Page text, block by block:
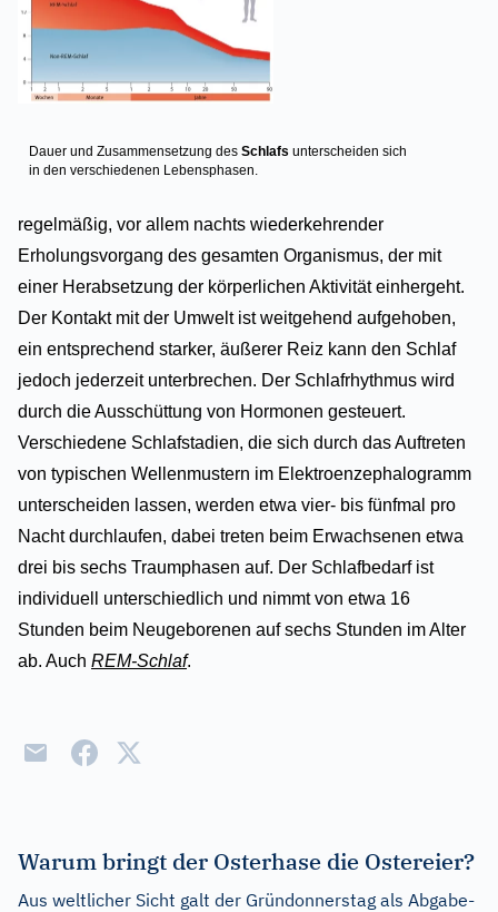
Dauer und Zusammensetzung des Schlafs unterscheiden sich
in den verschiedenen Lebensphasen.
regelmäßig, vor allem nachts wiederkehrender
Erholungsvorgang des gesamten Organismus, der mit
einer Herabsetzung der körperlichen Aktivität einhergeht.
Der Kontakt mit der Umwelt ist weitgehend aufgehoben,
ein entsprechend starker, äußerer Reiz kann den Schlaf
jedoch jederzeit unterbrechen. Der Schlafrhythmus wird
durch die Ausschüttung von Hormonen gesteuert.
Verschiedene Schlafstadien, die sich durch das Auftreten
von typischen Wellenmustern im Elektroenzephalogramm
unterscheiden lassen, werden etwa vier- bis fünfmal pro
Nacht durchlaufen, dabei treten beim Erwachsenen etwa
drei bis sechs Traumphasen auf. Der Schlafbedarf ist
individuell unterschiedlich und nimmt von etwa 16
Stunden beim Neugeborenen auf sechs Stunden im Alter
ab. Auch REM-Schlaf.
Warum bringt der Osterhase die Ostereier?
Aus weltlicher Sicht galt der Gründonnerstag als Abgabe-